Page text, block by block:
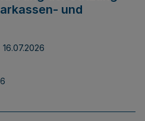
und
16.07.2026